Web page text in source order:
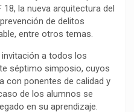
la nueva arquitectura del
de delitos
entre otros temas.
a todos los
séptimo simposio, cuyos
con ponentes de calidad y
de los alumnos se
en su aprendizaje.